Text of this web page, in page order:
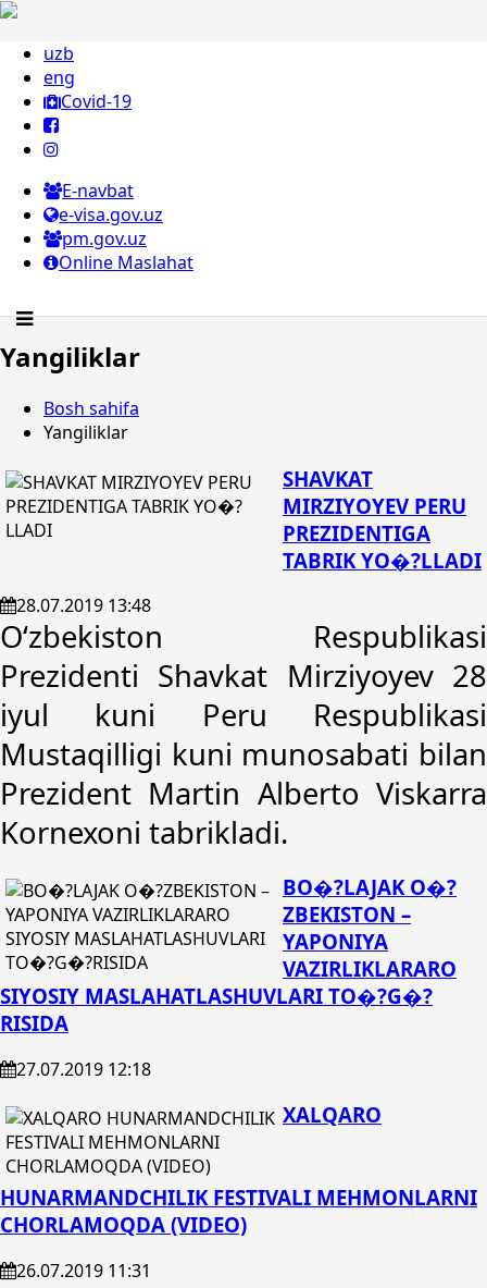
uzb
eng
Covid-19
E-navbat
e-visa.gov.uz
pm.gov.uz
Online Maslahat
Yangiliklar
Bosh sahifa
Yangiliklar
SHAVKAT
MIRZIYOYEV PERU
PREZIDENTIGA
TABRIK YO�?LLADI
28.07.2019 13:48
O‘zbekiston Respublikasi
Prezidenti Shavkat Mirziyoyev 28
iyul kuni Peru Respublikasi
Mustaqilligi kuni munosabati bilan
Prezident Martin Alberto Viskarra
Kornexoni tabrikladi.
BO�?LAJAK O�?
ZBEKISTON –
YAPONIYA
VAZIRLIKLARARO
SIYOSIY MASLAHATLASHUVLARI TO�?G�?
RISIDA
27.07.2019 12:18
XALQARO
HUNARMANDCHILIK FESTIVALI MEHMONLARNI
CHORLAMOQDA (VIDEO)
26.07.2019 11:31